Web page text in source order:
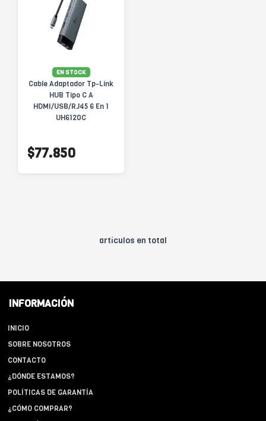
EN STOCK
Cable Adaptador Tp-Link
HUB Tipo C A
HDMI/USB/RJ45 6 En 1
UH6120C
$77.850
artículos en total
INFORMACIÓN
INICIO
SOBRE NOSOTROS
CONTACTO
¿DÓNDE ESTAMOS?
POLÍTICAS DE GARANTÍA
¿CÓMO COMPRAR?